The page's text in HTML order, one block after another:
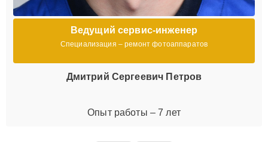
Ведущий сервис-инженер
Специализация – ремонт фотоаппаратов
Дмитрий Сергеевич Петров
Опыт работы – 7 лет